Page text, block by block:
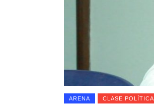
ARENA CLASE POLÍTICA